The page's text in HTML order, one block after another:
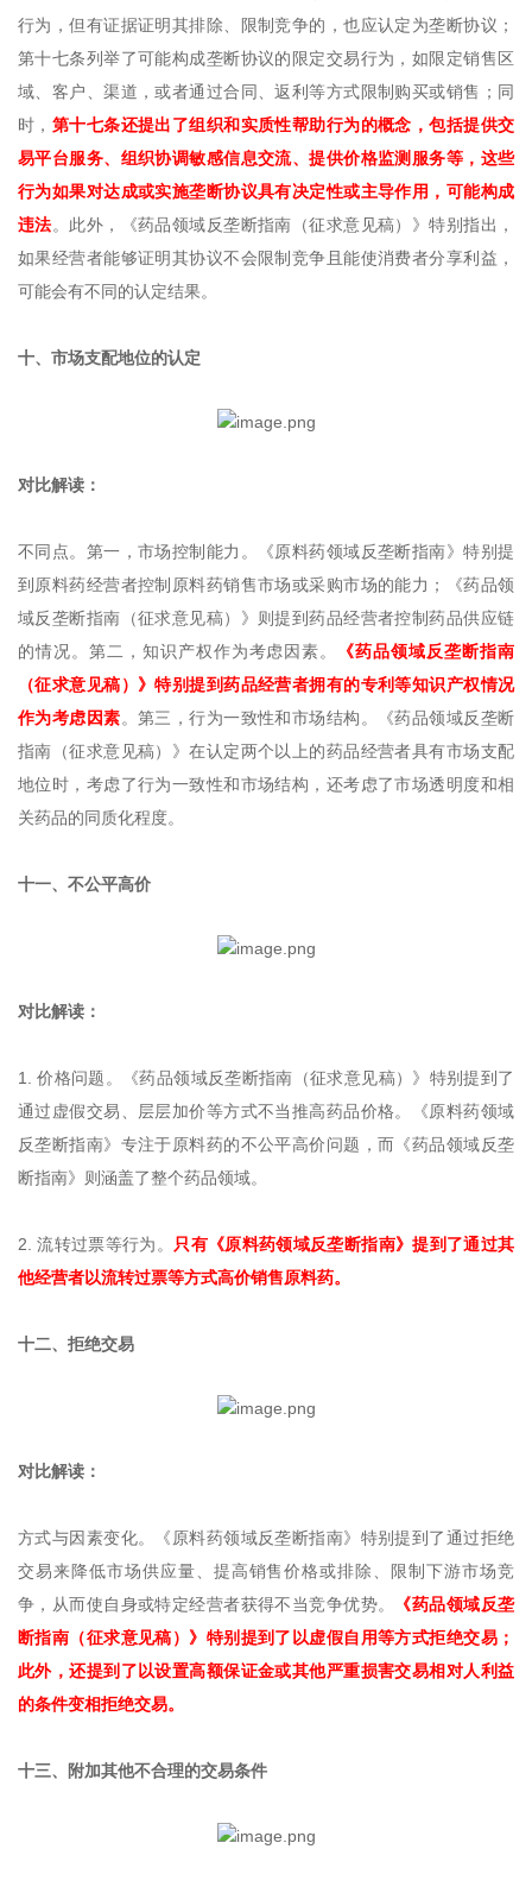
行为，但有证据证明其排除、限制竞争的，也应认定为垄断协议；
第十七条列举了可能构成垄断协议的限定交易行为，如限定销售区
域、客户、渠道，或者通过合同、返利等方式限制购买或销售；同
时， 第十七条还提出了组织和实质性帮助行为的概念，包括提供交
易平台服务、组织协调敏感信息交流、提供价格监测服务等，这些
行为如果对达成或实施垄断协议具有决定性或主导作用，可能构成
违法。此外，《药品领域反垄断指南（征求意见稿）》特别指出，
如果经营者能够证明其协议不会限制竞争且能使消费者分享利益，
可能会有不同的认定结果。
十、市场支配地位的认定
对比解读：
不同点。第一，市场控制能力。《原料药领域反垄断指南》特别提
到原料药经营者控制原料药销售市场或采购市场的能力；《药品领
域反垄断指南（征求意见稿）》则提到药品经营者控制药品供应链
的情况。第二，知识产权作为考虑因素。
《药品领域反垄断指南
（征求意见稿）》特别提到药品经营者拥有的专利等知识产权情况
作为考虑因素。第三，行为一致性和市场结构。《药品领域反垄断
指南（征求意见稿）》在认定两个以上的药品经营者具有市场支配
地位时，考虑了行为一致性和市场结构，还考虑了市场透明度和相
关药品的同质化程度。
十一、不公平高价
对比解读：
1. 价格问题。《药品领域反垄断指南（征求意见稿）》特别提到了
通过虚假交易、层层加价等方式不当推高药品价格。《原料药领域
反垄断指南》专注于原料药的不公平高价问题，而《药品领域反垄
断指南》则涵盖了整个药品领域。
2. 流转过票等行为。
只有《原料药领域反垄断指南》提到了通过其
他经营者以流转过票等方式高价销售原料药。
十二、拒绝交易
对比解读：
方式与因素变化。《原料药领域反垄断指南》特别提到了通过拒绝
交易来降低市场供应量、提高销售价格或排除、限制下游市场竞
争，从而使自身或特定经营者获得不当竞争优势。
《药品领域反垄
断指南（征求意见稿）》特别提到了以虚假自用等方式拒绝交易；
此外，还提到了以设置高额保证金或其他严重损害交易相对人利益
的条件变相拒绝交易。
十三、附加其他不合理的交易条件